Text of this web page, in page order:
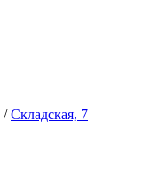
/Складская, 7